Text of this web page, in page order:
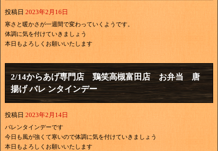
投稿日 2023年2月16日
寒さと暖かさが一週間で変わっていくようです。
体調に気を付けていきましょう
本日もよろしくお願いいたします
2/14からあげ専門店 鶏笑高槻富田店 お弁当 唐
揚げ バレ ンタインデー
投稿日 2023年2月14日
バレンタインデーです
今日も風が強くて寒いので体調に気を付けていきましょう
本日もよろしくお願いいたします